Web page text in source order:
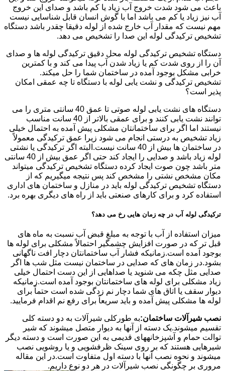
باعث می شود شدت خروج آب زیاد یا کم باشد و صدای این خروج
آب نیز زیاد یا کم می باشد اما با گوش انسان قابل شناسایی نیست
مهم نیست که مقدار آب خارج شده از لوله دقیقا چقدر باشد دستگاه
تشخیص ترکیدگی لوله این صدا را تشخیص می دهد.
دستگاه تشخیص ترکیدگی لوله محل دقیق ترکیدگی لوله ها و صدای
آن را از روی شدت کم یا زیاد شدن آب پیدا می کند و با کمترین
خرابی مشکل بوجود آمده در ساختمان شما را حل میکند.
تشخیص ترکیدگی و نشت یابی لوله با دستگاه تا چه عمقی امکان
پذیر است؟
دستگاه های نشت یابی لوله صوتی تا عمق 40 سانتی متری را می
توانند نشت یابی کنند و برای عمقی بالاتر از 40 سانت مناسب
نیستند اما اگر برای ساختمانتان مشکلی پیش آمده به احتمال خیلی
زیاد تشخیص به درستی انجام می شود زیرا عمق ترکیدگی معمولاً
در ساختمان ها بیش از 40 سانت نیست.البته اگر ترکیدگی یا نشتی
لوله زیاد باشد و صدایی را ایجاد کند حتی اگر عمق بیش از 40 سانتی
متر باشد چون صوت ایجاد کرده دستگاه تشخیص ترکیدگی میتواند
مکان مشخص نشتی را مشخص کند پس نتیجه میگیریم که از
دستگاه تشخیص ترکیدگی لوله باید در منازل و ساختمان های اداری
استفاده کرد و برای کارهای صنعتی باید از راه های دیگری بهره برد.
ترکیدگی لوله آب در چه زمان هایی رخ می دهد؟
میزان استفاده از آب با توجه به مبلغ قبض آب نسبت به ماه های
قبل تر که در صورت افزایش چشمگیر احتمالاً مشکلی برای لوله ها
بوجود آمده است.زمانیکه فشار آب ساختمانتان دچار افت ناگهانی
بشود.در زمان های که صدایی در ساختمان نیست مثل شب ها اگر
صدایی مثل چکه می شنوید یا صداهایی از این دست احتمال خیلی
زیاد مشکلی برای لوله های ساختمانتان بوجود آمده است.زمانیکه
دیوار سقف یا اتاق های شما دچار نم زدگی شده است حتماً برای
لوله ها مشکلی پیش آمده و باید سریعاً برای رفع نم اقدام فرمایید.
نصب شیرآلات ساختمان:به طورکلی شیرآلات به دو دسته کلی
تقسیم میشوند.یک دسته از آنها به دیوار متصل میشوند که شیر
توالت حمام و آشپزخانههای قدیمی به این صورت است و دسته دیگر
شیرهایی هستند که بر روی سینک ظرفشویی و یا روشویی نصب
میشوند و نحوه نصب آنها با دسته اول متفاوت است.در این مقاله
مروری بر چگونگی نصب شیرآلات در هر دو نوع داریم.